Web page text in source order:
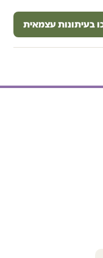
בעיתונות עצמאית